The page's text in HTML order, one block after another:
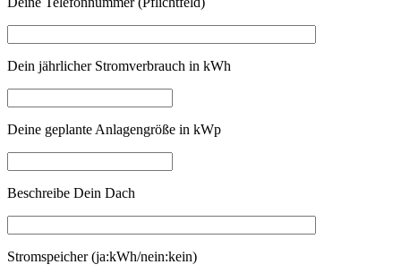
Dein jährlicher Stromverbrauch in kWh
Deine geplante Anlagengröße in kWp
Beschreibe Dein Dach
Stromspeicher (ja:kWh/nein:kein)